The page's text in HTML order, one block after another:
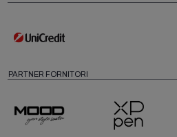
PARTNER FORNITORI